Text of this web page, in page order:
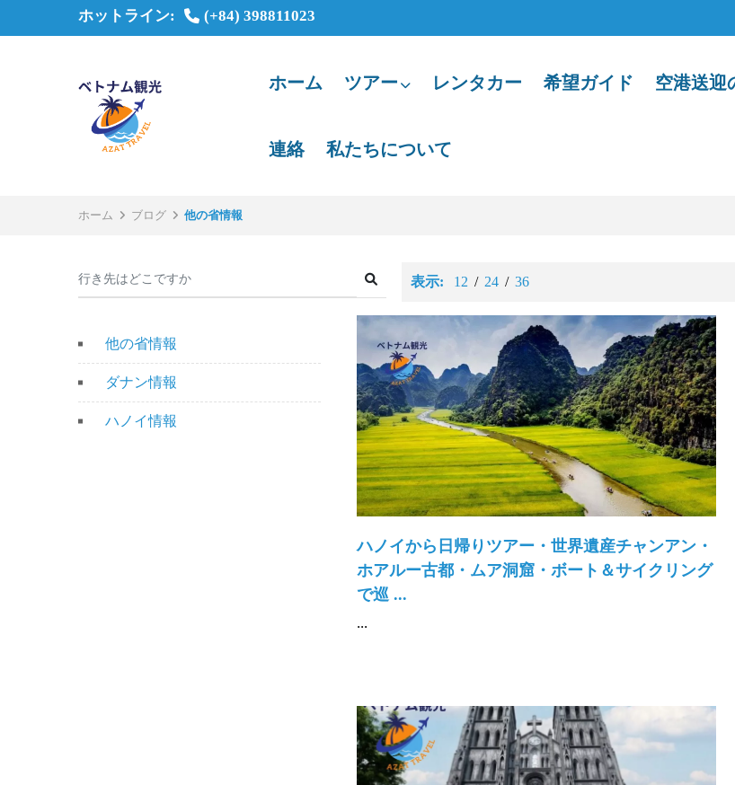
ホットライン: (+84) 398811023
ホーム ツアー レンタカー 希望ガイド 空港送迎
連絡 私たちについて
ホーム ブログ 他の省情報
他の省情報
ダナン情報
ハノイ情報
表示: 12 / 24 / 36
ハノイから日帰りツアー・世界遺産チャンアン・
ホアルー古都・ムア洞窟・ボート＆サイクリング
で巡 ...
...